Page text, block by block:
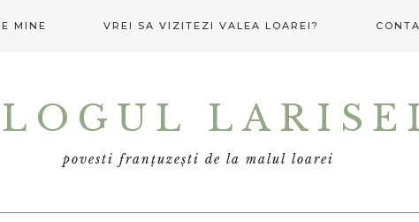
MINE VREI SA VIZITEZI VALEA LOAREI?
LARISEI
povesti franțuzești de la malul loarei